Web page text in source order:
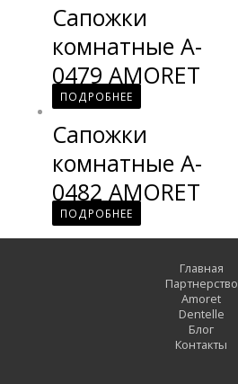
Сапожки
комнатные A-
0479 AMORET
ПОДРОБНЕЕ
Сапожки
комнатные A-
0482 AMORET
ПОДРОБНЕЕ
Главная
Партнерство
Amoret
Dentelle
Блог
Контакты